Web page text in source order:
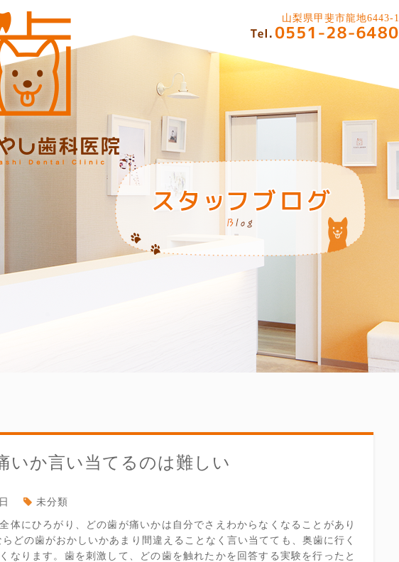
山梨県甲斐市龍地6443-1
いか言い当てるのは難しい
未分類
体にひろがり、どの歯が痛いかは自分でさえわからなくなることがあり
どの歯がおかしいかあまり間違えることなく言い当てても、奥歯に行く
なります。歯を刺激して、どの歯を触れたかを回答する実験を行ったと